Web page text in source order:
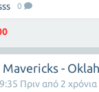
0
Mavericks -
Πριν από 2 χρόνια